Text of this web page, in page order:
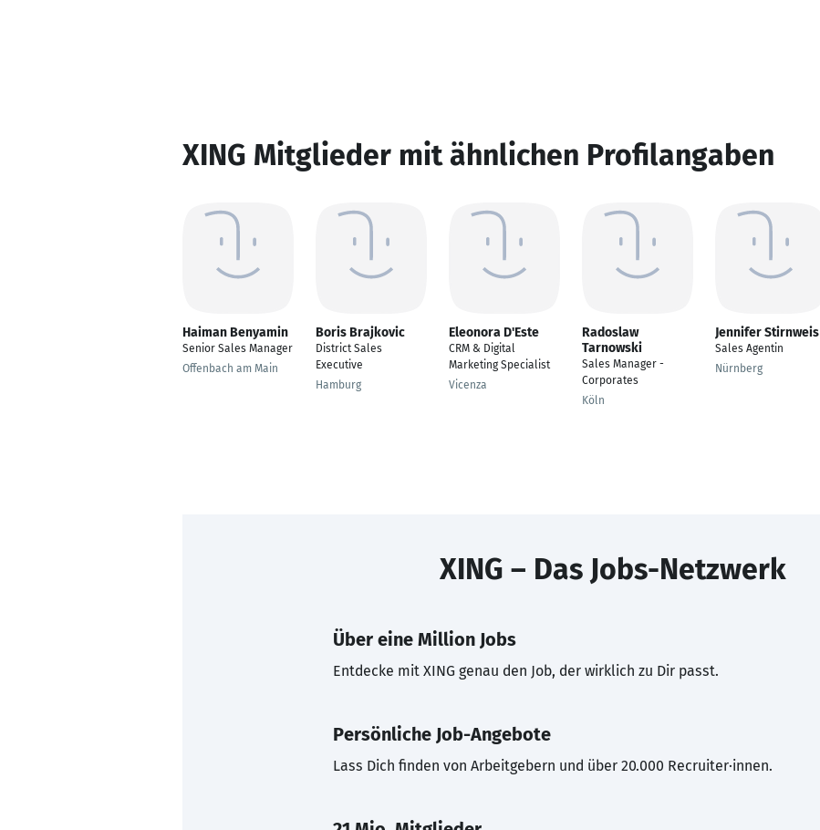
XING Mitglieder mit ähnlichen Profilangaben
Haiman Benyamin
Senior Sales Manager
Offenbach am Main
Boris Brajkovic
District Sales
Executive
Hamburg
Eleonora D'Este
CRM & Digital
Marketing Specialist
Vicenza
Radoslaw
Tarnowski
Sales Manager -
Corporates
Köln
Jennifer Stirnweis
Sales Agentin
Nürnberg
XING – Das Jobs-Netzwerk
Über eine Million Jobs
Entdecke mit XING genau den Job, der wirklich zu Dir passt.
Persönliche Job-Angebote
Lass Dich finden von Arbeitgebern und über 20.000 Recruiter·innen.